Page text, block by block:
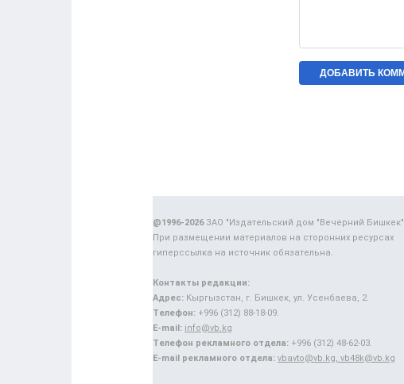
@1996-2026ЗАО "Издательский дом "Вечерний Бишкек"
При размещении материалов на сторонних ресурсах
гиперссылка на источник обязательна.
Контакты редакции:
Адрес: Кыргызстан, г. Бишкек, ул. Усенбаева, 2.
Телефон: +996 (312) 88-18-09.
E-mail: info@vb.kg
Телефон рекламного отдела: +996 (312) 48-62-03.
E-mail рекламного отдела: vbavto@vb.kg, vb48k@vb.kg